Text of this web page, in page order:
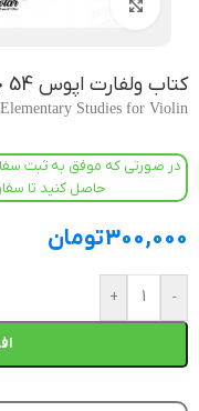
بزرگنمایی تصویر
کتاب ولفارت اپوس 54 چهل تمرین مقدماتی
Studies for Violin
حاصل کنید تا
300,000تومان
-
+